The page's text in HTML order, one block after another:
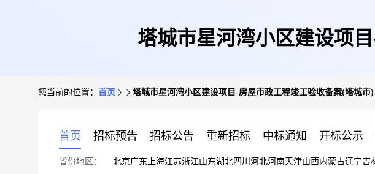
塔城市星河湾小区建设项
您当前的位置： 首页 塔城市星河湾小区建设项目-房屋市政工程竣工验收备案(塔城市)
首页 招标预告 招标公告 重新招标 中标通知 开标公示
省份地区： 北京广东 上海江苏浙江山东湖北四川 河北河南天津山西内蒙古辽宁吉